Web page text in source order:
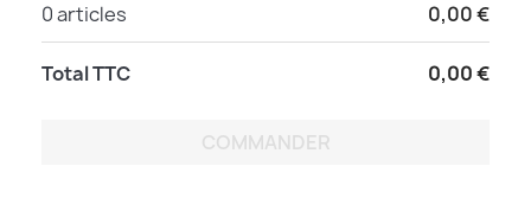
0 articles 0,00 €
Total TTC 0,00 €
COMMANDER